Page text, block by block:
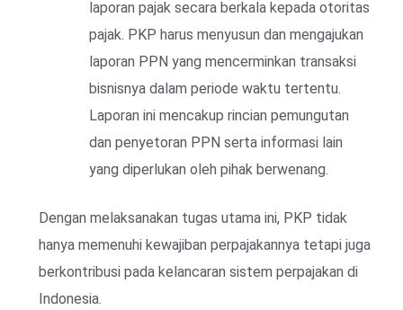
laporan pajak secara berkala kepada otoritas
pajak. PKP harus menyusun dan mengajukan
laporan PPN yang mencerminkan transaksi
bisnisnya dalam periode waktu tertentu.
Laporan ini mencakup rincian pemungutan
dan penyetoran PPN serta informasi lain
yang diperlukan oleh pihak berwenang.
Dengan melaksanakan tugas utama ini, PKP tidak
hanya memenuhi kewajiban perpajakannya tetapi juga
berkontribusi pada kelancaran sistem perpajakan di
Indonesia.